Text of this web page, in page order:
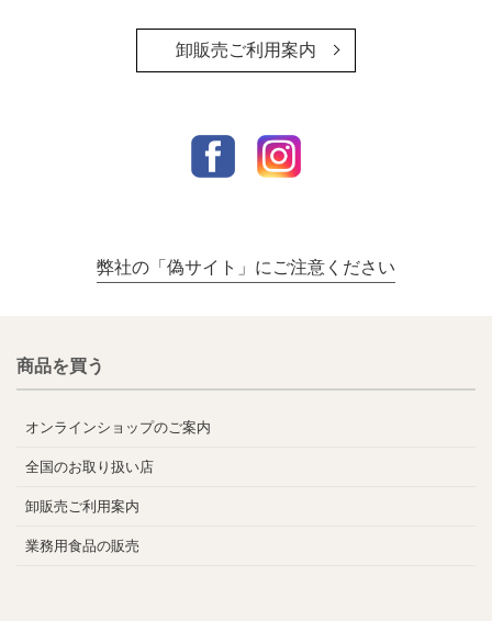
卸販売ご利用案内
弊社の「偽サイト」にご注意ください
商品を買う
オンラインショップのご案内
全国のお取り扱い店
卸販売ご利用案内
業務用食品の販売